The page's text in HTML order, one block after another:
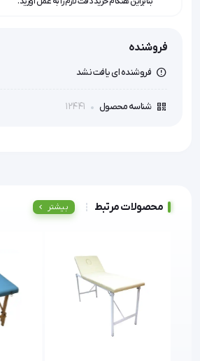
فروشنده
فروشنده ای یافت نشد
شناسه محصول 12441
محصولات مرتبط بیشتر